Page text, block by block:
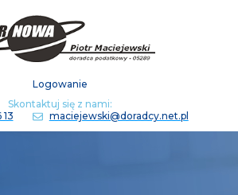
Logowanie
Skontaktuj się z nami:
maciejewski@doradcy.net.pl